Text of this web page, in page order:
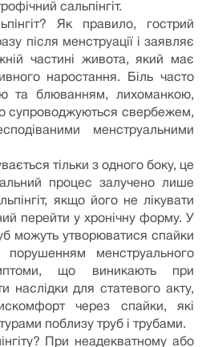
сальпінгіт.
Як правило, гострий
після менструації і заявляє
частині живота, який має
наростання. Біль часто
та блюванням, лихоманкою,
супроводжуються свербежем,
менструальними
тільки з одного боку, це
процес залучено лише
якщо його не лікувати
перейти у хронічну форму. У
можуть утворюватися спайки
менструального
що виникають при
наслідки для статевого акту,
через спайки, які
поблизу труб і трубами.
При неадекватному або